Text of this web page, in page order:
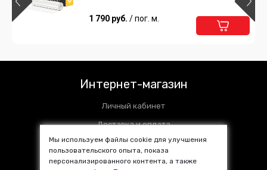
1 790 руб. / пог. м.
Интернет-магазин
Личный кабинет
Доставка и оплата
Установочные центры
Контакты
Мы используем файлы cookie для улучшения
пользовательского опыта, показа
персонализированного контента, а также